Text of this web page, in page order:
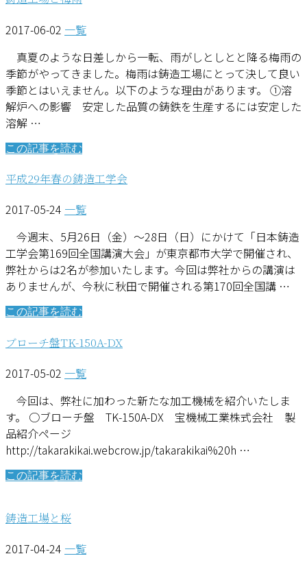
2017-06-02 一覧
真夏のような日差しから一転、雨がしとしとと降る梅雨の
季節がやってきました。梅雨は鋳造工場にとって決して良い
季節とはいえません。以下のような理由があります。 ①溶
解炉への影響 安定した品質の鋳鉄を生産するには安定した
溶解 …
この記事を読む
平成29年春の鋳造工学会
2017-05-24 一覧
今週末、5月26日（金）～28日（日）にかけて「日本鋳造
工学会第169回全国講演大会」が東京都市大学で開催され、
弊社からは2名が参加いたします。今回は弊社からの講演は
ありませんが、今秋に秋田で開催される第170回全国講 …
この記事を読む
ブローチ盤TK-150A-DX
2017-05-02 一覧
今回は、弊社に加わった新たな加工機械を紹介いたしま
す。 ○ブローチ盤 TK-150A-DX 宝機械工業株式会社 製
品紹介ページ
http://takarakikai.webcrow.jp/takarakikai%20h …
この記事を読む
鋳造工場と桜
2017-04-24 一覧